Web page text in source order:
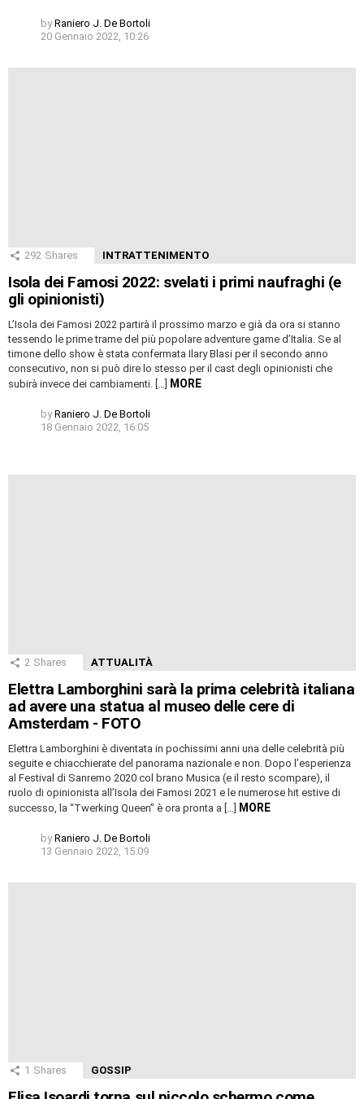
by Raniero J. De Bortoli
20 Gennaio 2022, 10:26
292 Shares INTRATTENIMENTO
Isola dei Famosi 2022: svelati i primi naufraghi (e
gli opinionisti)
L’Isola dei Famosi 2022 partirà il prossimo marzo e già da ora si stanno
tessendo le prime trame del più popolare adventure game d’Italia. Se al
timone dello show è stata confermata Ilary Blasi per il secondo anno
consecutivo, non si può dire lo stesso per il cast degli opinionisti che
subirà invece dei cambiamenti. […] MORE
by Raniero J. De Bortoli
18 Gennaio 2022, 16:05
2 Shares ATTUALITÀ
Elettra Lamborghini sarà la prima celebrità italiana
ad avere una statua al museo delle cere di
Amsterdam - FOTO
Elettra Lamborghini è diventata in pochissimi anni una delle celebrità più
seguite e chiacchierate del panorama nazionale e non. Dopo l’esperienza
al Festival di Sanremo 2020 col brano Musica (e il resto scompare), il
ruolo di opinionista all’Isola dei Famosi 2021 e le numerose hit estive di
successo, la “Twerking Queen” è ora pronta a […] MORE
by Raniero J. De Bortoli
13 Gennaio 2022, 15:09
1 Shares GOSSIP